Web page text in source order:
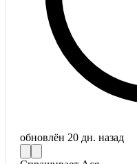
обновлён 20 дн. назад